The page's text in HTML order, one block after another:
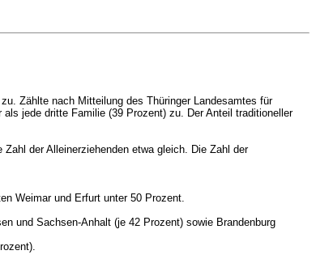
Zählte nach Mitteilung des Thüringer Landesamtes für
jede dritte Familie (39 Prozent) zu. Der Anteil traditioneller
der Alleinerziehenden etwa gleich. Die Zahl der
Weimar und Erfurt unter 50 Prozent.
und Sachsen-Anhalt (je 42 Prozent) sowie Brandenburg